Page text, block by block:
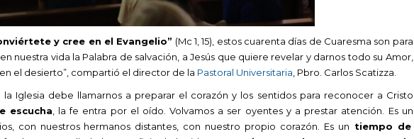
y cree en el Evangelio” (Mc 1, 15), estos cuarenta días de Cuaresma son para
nuestra vida la Palabra de salvación, a Jesús que quiere revelar y darnos todo su Amor,
el desierto”, compartió el director de la Pastoral Universitaria, Pbro. Carlos Scatizza.
la Iglesia debe llamarnos a preparar el corazón y los sentidos para reconocer a Cristo
escucha, la fe entra por el oído. Volvamos a ser oyentes y a prestar atención. Es un
con nuestros hermanos distantes, con nuestro propio corazón. Es un tiempo de